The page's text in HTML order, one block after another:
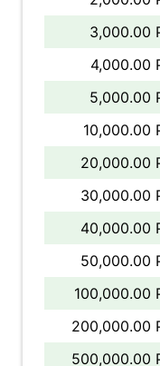
3,000.00
4,000.00
5,000.00
10,000.00
20,000.00
30,000.00
40,000.00
50,000.00
100,000.00
200,000.00
500,000.00